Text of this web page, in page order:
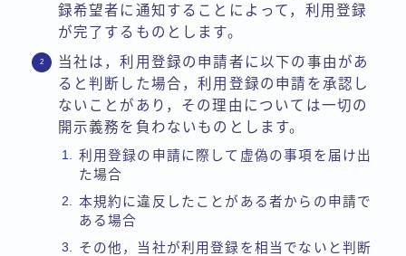
録希望者に通知することによって，利用登録
が完了するものとします。
当社は，利用登録の申請者に以下の事由があ
ると判断した場合，利用登録の申請を承認し
ないことがあり，その理由については一切の
開示義務を負わないものとします。
利用登録の申請に際して虚偽の事項を届け出
た場合
本規約に違反したことがある者からの申請で
ある場合
その他，当社が利用登録を相当でないと判断